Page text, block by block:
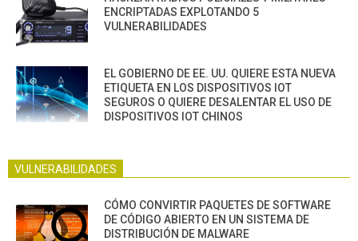
ENCRIPTADAS EXPLOTANDO 5
VULNERABILIDADES
EL GOBIERNO DE EE. UU. QUIERE ESTA NUEVA
ETIQUETA EN LOS DISPOSITIVOS IOT
SEGUROS O QUIERE DESALENTAR EL USO DE
DISPOSITIVOS IOT CHINOS
VULNERABILIDADES
CÓMO CONVIRTIR PAQUETES DE SOFTWARE
DE CÓDIGO ABIERTO EN UN SISTEMA DE
DISTRIBUCIÓN DE MALWARE